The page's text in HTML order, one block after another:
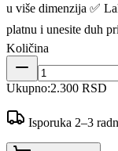
u više dimenzija ✅
platnu i unesite duh
Količina
Ukupno:2.300 RSD
Isporuka 2–3